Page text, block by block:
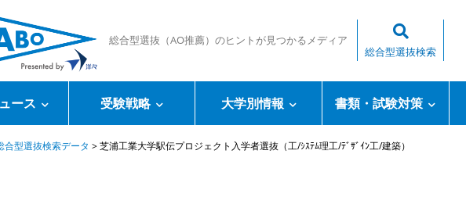
総合型選抜（AO推薦）のヒントが見つかるメディア
総合型選抜検索
ース 受験戦略 大学別情報 書類・試験対策
合型選抜検索データ >芝浦工業大学駅伝プロジェクト入学者選抜（工/ｼｽﾃﾑ理工/ﾃﾞｻﾞｲﾝ工/建築）